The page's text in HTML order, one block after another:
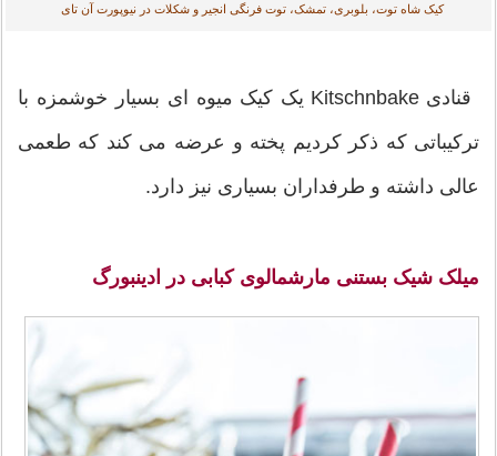
کیک شاه توت، بلوبری، تمشک، توت فرنگی انجیر و شکلات در نیوپورت آن تای
قنادی Kitschnbake یک کیک میوه ای بسیار خوشمزه با
ترکیباتی که ذکر کردیم پخته و عرضه می کند که طعمی
عالی داشته و طرفداران بسیاری نیز دارد.
میلک شیک بستنی مارشمالوی کبابی در ادینبورگ